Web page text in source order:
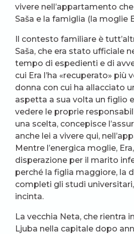
vivere nell’appartamento
Saša e la famiglia (la moglie
Il contesto familiare è
Saša, che era stato ufficiale
tempo di espedienti e di
cui Era l’ha «recuperato» più
donna con cui ha allacciato
aspetta a sua volta un figlio
vedere le proprie
una scelta, concepisce
anche lei a vivere qui,
Mentre l’energica moglie,
disperazione per il marito
perché la figlia maggiore, la
completi gli studi
incinta.
La vecchia Neta, che rientra
Ljuba nella capitale dopo